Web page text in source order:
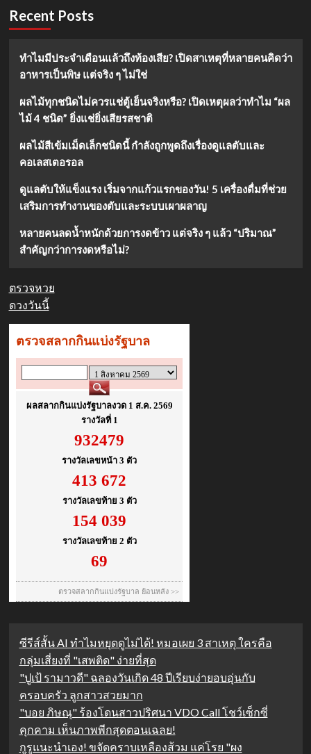
Recent Posts
ทำไมมีประจำเดือนแล้วถึงท้องเสีย? เปิดสาเหตุที่หลายคนคิดว่า
อาหารเป็นพิษ แต่จริง ๆ ไม่ใช่
ผลไม้ทุกชนิดไม่ควรแช่ตู้เย็นจริงหรือ? เปิดเหตุผลว่าทำไม “ผล
ไม้ 4 ชนิด” ยิ่งแช่ยิ่งเสียรสชาติ
ผลไม้สีเข้มเม็ดเล็กชนิดนี้ กำลังถูกพูดถึงเรื่องดูแลตับและ
คอเลสเตอรอล
ดูแลตับให้แข็งแรง เริ่มจากแก้วแรกของวัน! 5 เครื่องดื่มที่ช่วย
เสริมการทำงานของตับและระบบเผาผลาญ
หลายคนลดน้ำหนักด้วยการงดข้าว แต่จริง ๆ แล้ว “ปริมาณ”
สำคัญกว่าการงดหรือไม่?
ตรวจหวย
ดวงวันนี้
ซีรีส์สั้น AI ทำไมหยุดดูไม่ได้! หมอเผย 3 สาเหตุ ใครคือ
กลุ่มเสี่ยงที่ "เสพติด" ง่ายที่สุด
"ปูเป้ รามาวดี" ฉลองวันเกิด 48 ปีเรียบง่ายอบอุ่นกับ
ครอบครัว ลูกสาวสวยมาก
"บอย ภิษณุ" ร้องโดนสาวปริศนา VDO Call โชว์เซ็กซี่
คุกคาม เห็นภาพพีกสุดตอนเฉลย!
กูรูแนะนำเอง! ขจัดคราบเหลืองส้วม แค่โรย "ผง